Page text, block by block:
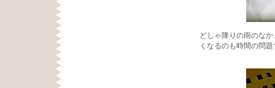
どしゃ降りの雨のな
くなるのも時間の問